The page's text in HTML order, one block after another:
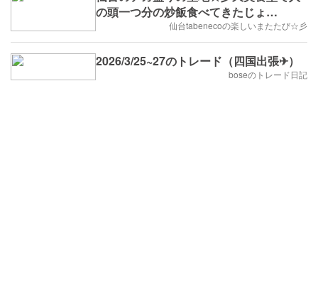
の頭一つ分の炒飯食べてきたじょ
仙台tabenecoの楽しいまたたび☆彡
2026/3/25~27のトレード（四国出張✈）
boseのトレード日記